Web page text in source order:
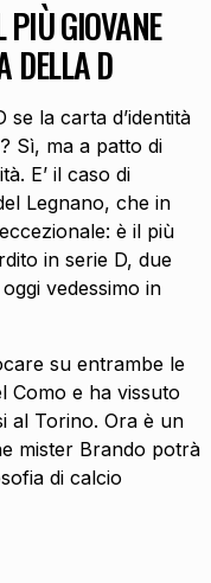
GIOVANE
DELLA D
se la carta d’identità
Sì, ma a patto di
E’ il caso di
Legnano, che in
è il più
in serie D, due
vedessimo in
su entrambe le
Como e ha vissuto
al Torino. Ora è un
mister Brando potrà
di calcio